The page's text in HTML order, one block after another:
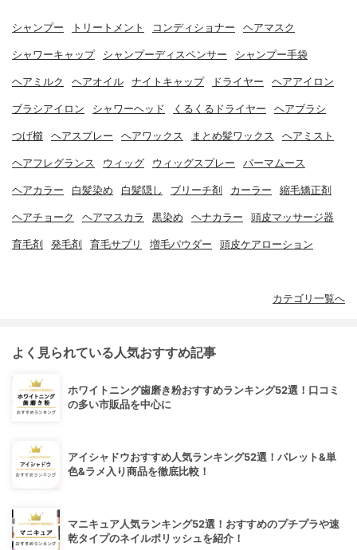
シャンプー トリートメント コンディショナー ヘアマスク
シャワーキャップ シャンプーディスペンサー シャンプー手袋
ヘアミルク ヘアオイル ナイトキャップ ドライヤー ヘアアイロン
ブラシアイロン シャワーヘッド くるくるドライヤー ヘアブラシ
つげ櫛 ヘアスプレー ヘアワックス まとめ髪ワックス ヘアミスト
ヘアフレグランス ウィッグ ウィッグスプレー パーマムース
ヘアカラー 白髪染め 白髪隠し ブリーチ剤 カーラー 縮毛矯正剤
ヘアチョーク ヘアマスカラ 黒染め ヘナカラー 頭皮マッサージ器
育毛剤 発毛剤 育毛サプリ 増毛パウダー 頭皮ケアローション
カテゴリ一覧へ
よく見られている人気おすすめ記事
ホワイトニング歯磨き粉おすすめランキング52選！口コミ
の多い市販品を中心に
アイシャドウおすすめ人気ランキング52選！パレット&単
色&ラメ入り商品を徹底比較！
マニキュア人気ランキング52選！おすすめのプチプラや速
乾タイプのネイルポリッシュを紹介！